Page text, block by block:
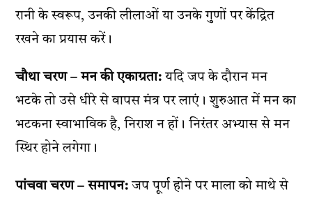
रानी के स्वरूप, उनकी लीलाओं या उनके गुणों पर केंद्रित
रखने का प्रयास करें।
चौथा चरण – मन की एकाग्रता: यदि जप के दौरान मन
भटके तो उसे धीरे से वापस मंत्र पर लाएं। शुरुआत में मन का
भटकना स्वाभाविक है, निराश न हों। निरंतर अभ्यास से मन
स्थिर होने लगेगा।
पांचवा चरण – समापन: जप पूर्ण होने पर माला को माथे से